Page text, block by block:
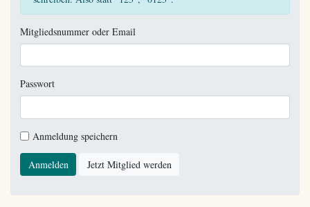
Mitgliedsnummer oder Email
Passwort
Anmeldung speichern
Anmelden Jetzt Mitglied werden